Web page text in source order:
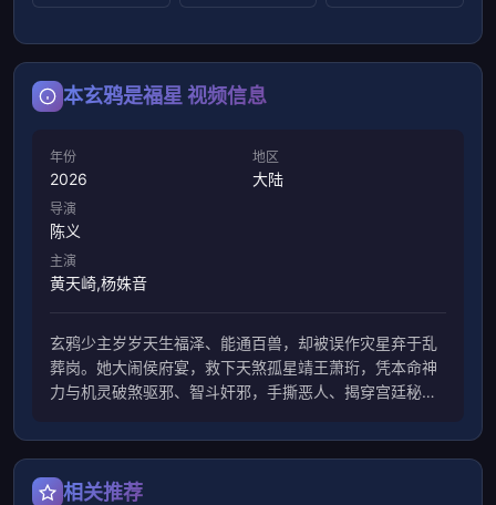
本玄鸦是福星 视频信息
年份
2026
地区
大陆
导演
陈义
主演
黄天崎,杨姝音
玄鸦少主岁岁天生福泽、能通百兽，却被误作灾星弃于乱
葬岗。她大闹侯府宴，救下天煞孤星靖王萧珩，凭本命神
力与机灵破煞驱邪、智斗奸邪，手撕恶人、揭穿宫廷秘
转天命。
相关推荐